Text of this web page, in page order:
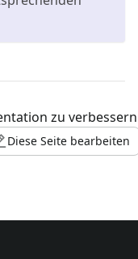
zu
Diese Seite bearbeiten